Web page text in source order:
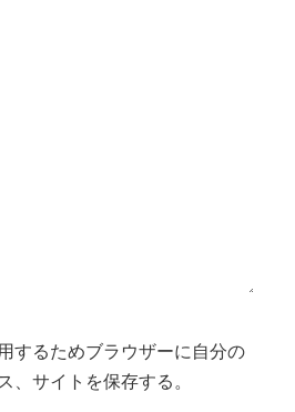
するためブラウザーに自分の
、サイトを保存する。